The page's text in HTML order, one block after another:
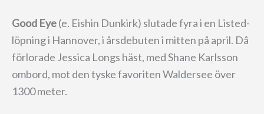
Good Eye(e. Eishin Dunkirk) slutade fyra i en Listed-
löpning i Hannover, i årsdebuten i mitten på april. Då
förlorade Jessica Longs häst, med Shane Karlsson
ombord, mot den tyske favoriten Waldersee över
1300 meter.